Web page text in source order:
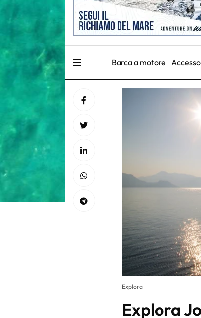
Barca a motore
Explora
Explora